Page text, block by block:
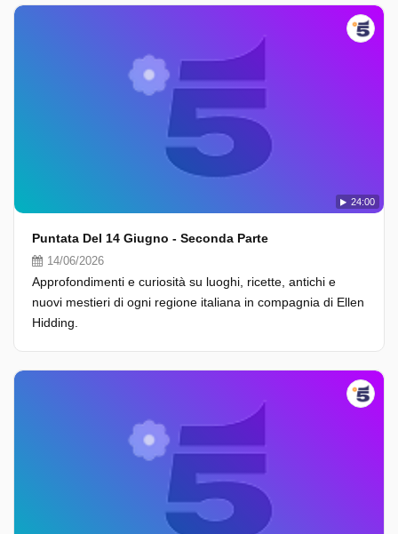
24:00
Puntata Del 14 Giugno - Seconda Parte
14/06/2026
Approfondimenti e curiosità su luoghi, ricette, antichi e
nuovi mestieri di ogni regione italiana in compagnia di Ellen
Hidding.